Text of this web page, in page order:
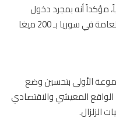
أنه بمجرد دخول
المجموعة بالخدمة سيتم تزويد الشبكة العامة في سوريا بـ 200 ميغا
بتحسين وضع
المعيشي والاقتصادي